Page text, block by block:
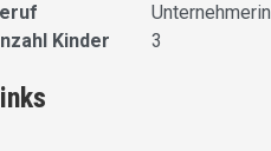
Unternehmerin
Kinder
3